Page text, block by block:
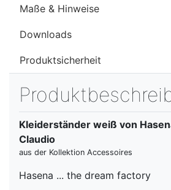
Maße & Hinweise
Downloads
Produktsicherheit
Kleiderständer weiß von
Claudio
aus der Kollektion Accessoires
Hasena ... the dream factory